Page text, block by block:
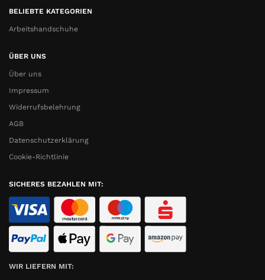
BELIEBTE KATEGORIEN
Arbeitshandschuhe
ÜBER UNS
Über uns
Impressum
Widerrufsbelehrung
AGB
Datenschutzerklärung
Cookie-Richtlinie
SICHERES BEZAHLEN MIT:
WIR LIEFERN MIT: